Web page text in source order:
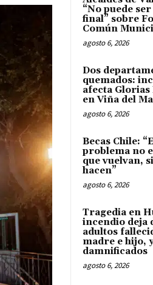
“No puede
final” sobre
Común
agosto 6, 2026
Dos
quemados:
afecta Glorias
en Viña del
agosto 6, 2026
Becas Chile:
problema no
que vuelvan,
hacen”
agosto 6, 2026
Tragedia en
incendio deja
adultos
madre e hijo,
damnificados
agosto 6, 2026